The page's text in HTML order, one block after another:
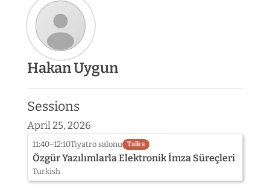
Speaker
photo
not
provided
yet:
Hakan
Uygun
Hakan Uygun
Sessions
April 25, 2026
11:40–12:10Tiyatro salonu Talks
Özgür Yazılımlarla Elektronik İmza Süreçleri
Turkish